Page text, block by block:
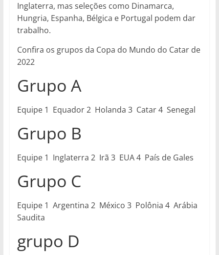
Inglaterra, mas seleções como Dinamarca,
Hungria, Espanha, Bélgica e Portugal podem dar
trabalho.
Confira os grupos da Copa do Mundo do Catar de
2022
Grupo A
Equipe 1 Equador 2 Holanda 3 Catar 4 Senegal
Grupo B
Equipe 1 Inglaterra 2 Irã 3 EUA 4 País de Gales
Grupo C
Equipe 1 Argentina 2 México 3 Polônia 4 Arábia
Saudita
grupo D